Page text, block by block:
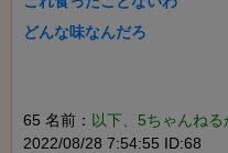
どんな味なんだろ
65 名前： 以下、5ちゃんね
2022/08/28 7:54:55 ID:68